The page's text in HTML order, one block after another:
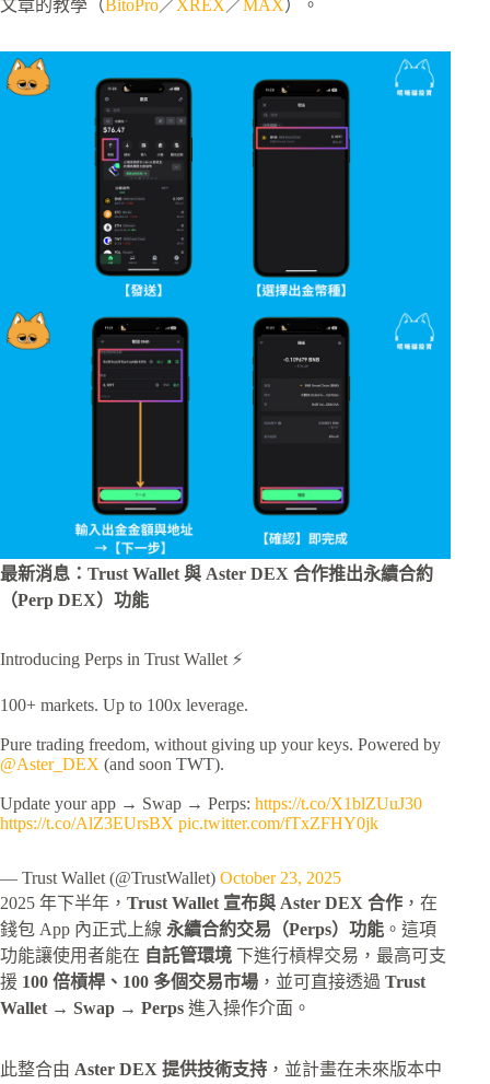
文章的教學（ BitoPro／ XREX ／ MAX ）。
最新消息：Trust Wallet 與 Aster DEX 合作推出永續合約
（Perp DEX）功能
Introducing Perps in Trust Wallet ⚡️
100+ markets. Up to 100x leverage.
Pure trading freedom, without giving up your keys. Powered by
@Aster_DEX (and soon TWT).
Update your app → Swap → Perps: https://t.co/X1blZUuJ30
https://t.co/AlZ3EUrsBX pic.twitter.com/fTxZFHY0jk
— Trust Wallet (@TrustWallet) October 23, 2025
2025 年下半年， Trust Wallet 宣布與 Aster DEX 合作 ，在
錢包 App 內正式上線 永續合約交易（Perps）功能 。這項
功能讓使用者能在 自託管環境 下進行槓桿交易，最高可支
援 100 倍槓桿、100 多個交易市場 ，並可直接透過 Trust
Wallet → Swap → Perps 進入操作介面。
此整合由 Aster DEX 提供技術支持 ，並計畫在未來版本中